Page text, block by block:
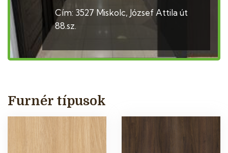
Cím: 3527 Miskolc, József Attila út
88.sz.
Furnér típusok